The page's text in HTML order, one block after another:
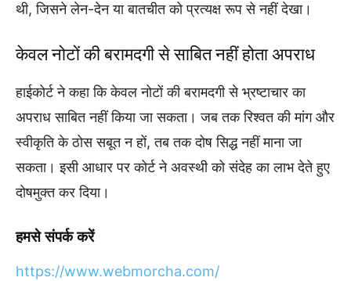
थी, जिसने लेन-देन या बातचीत को प्रत्यक्ष रूप से नहीं देखा।
केवल नोटों की बरामदगी से साबित नहीं होता अपराध
हाईकोर्ट ने कहा कि केवल नोटों की बरामदगी से भ्रष्टाचार का
अपराध साबित नहीं किया जा सकता। जब तक रिश्वत की मांग और
स्वीकृति के ठोस सबूत न हों, तब तक दोष सिद्ध नहीं माना जा
सकता। इसी आधार पर कोर्ट ने अवस्थी को संदेह का लाभ देते हुए
दोषमुक्त कर दिया।
हमसे संपर्क करें
https://www.webmorcha.com/